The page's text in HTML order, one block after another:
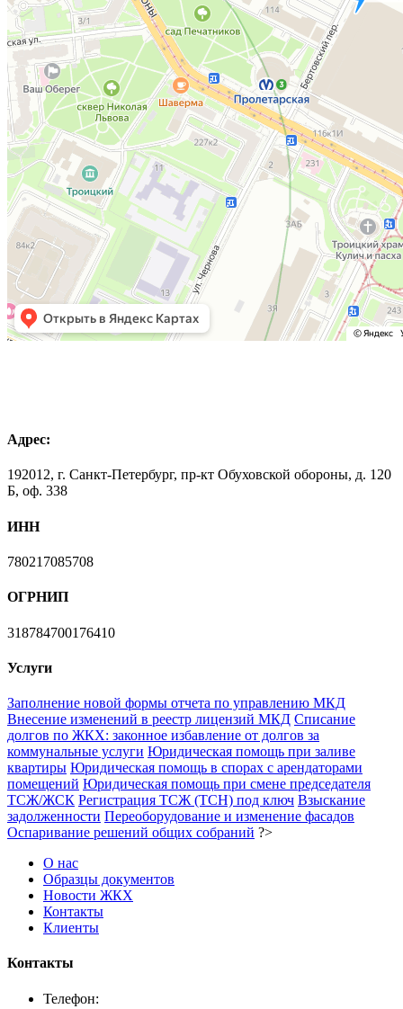
Адрес:
192012, г. Санкт-Петербург, пр-кт Обуховской обороны, д. 120
Б, оф. 338
ИНН
780217085708
ОГРНИП
318784700176410
Услуги
Заполнение новой формы отчета по управлению МКД
Внесение изменений в реестр лицензий МКД Списание
долгов по ЖКХ: законное избавление от долгов за
коммунальные услуги Юридическая помощь при заливе
квартиры Юридическая помощь в спорах с арендаторами
помещений Юридическая помощь при смене председателя
ТСЖ/ЖСК Регистрация ТСЖ (ТСН) под ключ Взыскание
задолженности Переоборудование и изменение фасадов
Оспаривание решений общих собраний ?>
О нас
Образцы документов
Новости ЖКХ
Контакты
Клиенты
Контакты
Телефон: